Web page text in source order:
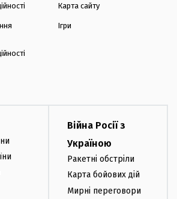
Карта сайту
Ігри
Війна Росії з
Україною
Ракетні обстріли
Карта бойових дій
Мирні переговори